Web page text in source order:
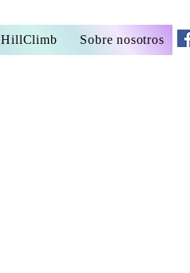
HillClimb Sobre nosotros